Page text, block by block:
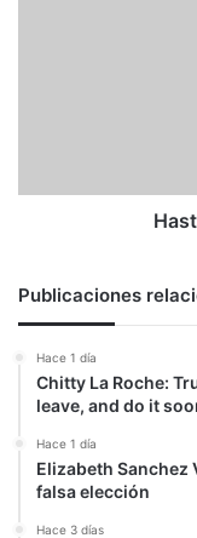
Publicaciones
Hace 1 día
Chitty La Roche:
leave, and do it
Hace 1 día
Elizabeth Sanchez
falsa elección
Hace 3 días